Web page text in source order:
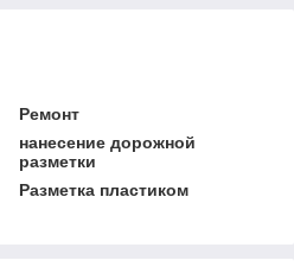
Ремонт
нанесение дорожной
разметки
Разметка пластиком